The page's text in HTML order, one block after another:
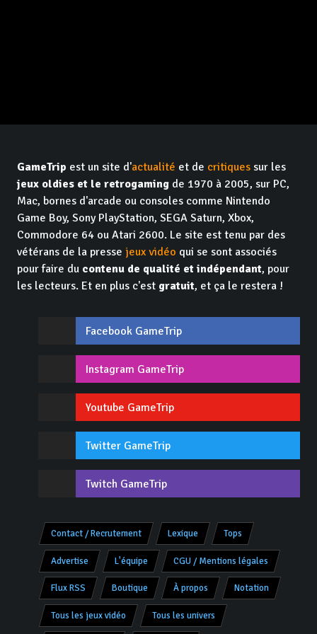
GameTrip est un site d'actualité et de critiques sur les
jeux oldies et le retrogaming de 1970 à 2005, sur PC,
Mac, bornes d'arcade ou consoles comme Nintendo
Game Boy, Sony PlayStation, SEGA Saturn, Xbox,
Commodore 64 ou Atari 2600. Le site est tenu par des
vétérans de la presse jeux vidéo qui se sont associés
pour faire du contenu de qualité et indépendant, pour
les lecteurs. Et en plus c'est gratuit, et ça le restera !
Facebook GameTrip
Instagram GameTrip
Youtube GameTrip
Twitter GameTrip
Twitch GameTrip
Contact / Recrutement Lexique Tops
Advertise L'équipe CGU / Mentions légales
Flux RSS Boutique À propos Notation
Tous les jeux vidéo Tous les univers